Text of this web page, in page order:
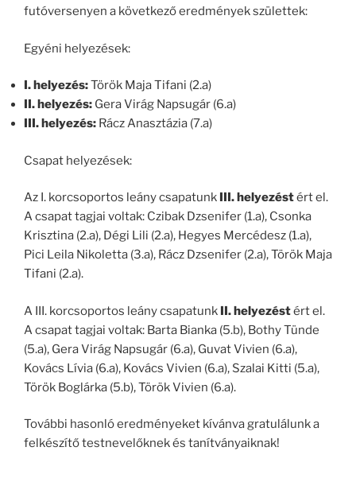
futóversenyen a következő eredmények születtek:
Egyéni helyezések:
I. helyezés:Török Maja Tifani (2.a)
II. helyezés: Gera Virág Napsugár (6.a)
III. helyezés: Rácz Anasztázia (7.a)
Csapat helyezések:
Az I. korcsoportos leány csapatunk III. helyezéstért el.
A csapat tagjai voltak: Czibak Dzsenifer (1.a), Csonka
Krisztina (2.a), Dégi Lili (2.a), Hegyes Mercédesz (1.a),
Pici Leila Nikoletta (3.a), Rácz Dzsenifer (2.a), Török Maja
Tifani (2.a).
A III. korcsoportos leány csapatunk II. helyezéstért el.
A csapat tagjai voltak: Barta Bianka (5.b), Bothy Tünde
(5.a), Gera Virág Napsugár (6.a), Guvat Vivien (6.a),
Kovács Lívia (6.a), Kovács Vivien (6.a), Szalai Kitti (5.a),
Török Boglárka (5.b), Török Vivien (6.a).
További hasonló eredményeket kívánva gratulálunk a
felkészítő testnevelőknek és tanítványaiknak!